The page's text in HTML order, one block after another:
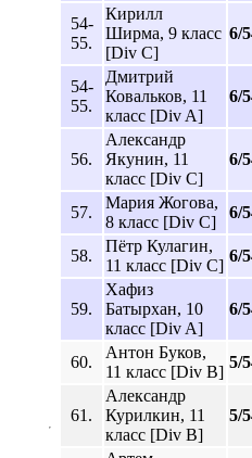
54-
55.
Кирилл
Ширма, 9 класс
[Div C]
6/
54-
55.
Дмитрий
Ковальков, 11
класс [Div A]
6/
56.
Александр
Якунин, 11
класс [Div C]
6/
57.
Мария Жогова,
8 класс [Div C]
6/
58.
Пётр Кулагин,
11 класс [Div C]
6/
59.
Хафиз
Батырхан, 10
класс [Div A]
6/
60.
Антон Буков,
11 класс [Div B]
5/
61.
Александр
Курилкин, 11
класс [Div B]
5/